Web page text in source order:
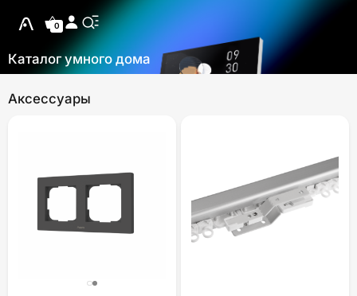
0
Каталог умного дома
Аксессуары